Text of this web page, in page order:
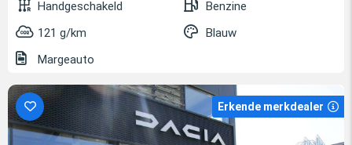
Handgeschakeld
Benzine
121 g/km
Blauw
Margeauto
Erkende merkdealer